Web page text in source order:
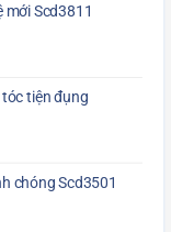
Scd3811
tiện đụng
chóng Scd3501